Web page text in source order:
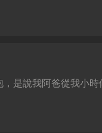
是說我阿爸從我小時